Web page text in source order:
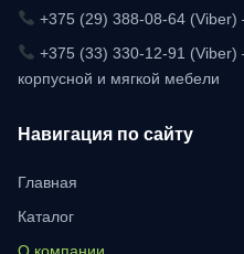
+375 (29) 388-08-64
+375 (33) 330-12-91
корпусной и мягкой мебели
Навигация по сайту
Главная
Каталог